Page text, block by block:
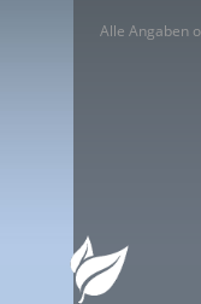
Alle Angaben